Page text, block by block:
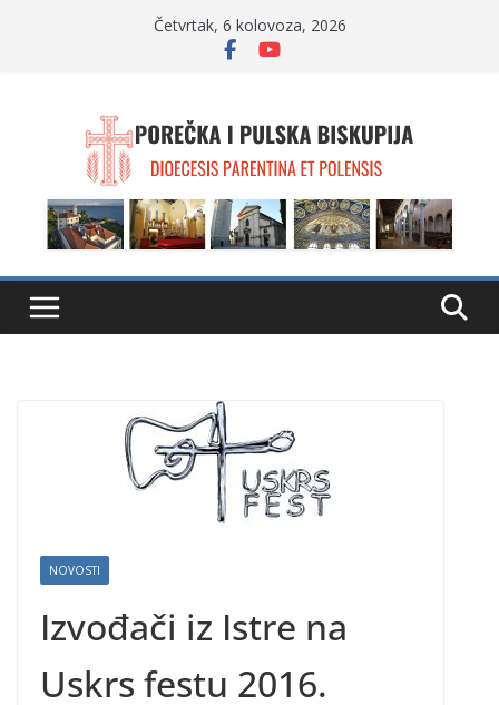
Četvrtak, 6 kolovoza, 2026
NOVOSTI
Izvođači iz Istre na
Uskrs festu 2016.